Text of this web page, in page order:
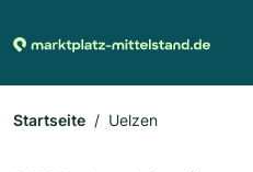
Startseite Uelzen